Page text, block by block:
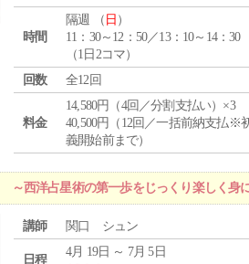
時間
隔週 （ 日 ）
11：30～12：50／13：10～14：30
（1日2コマ）
回数
全12回
料金
14,580円（4回／分割支払い）×3
40,500円（12回／一括前納支払※
義開始前まで）
～西洋占星術の第一歩をじっくり楽しく身
講師 関口 シュン
日程
4月 19日 ～ 7月 5日